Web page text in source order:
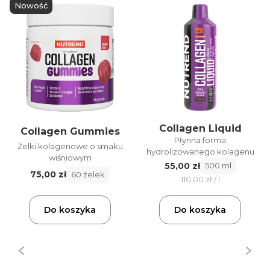
Nowość
Collagen Gummies
Żelki kolagenowe o smaku
wiśniowym
75,00 zł 60 żelek
Do koszyka
Collagen Liquid
Płynna forma
hydrolizowanego kolagenu
55,00 zł 500 ml
110,00 zł / l
Do koszyka